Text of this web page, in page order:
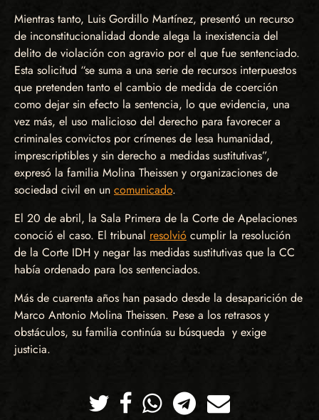
Mientras tanto, Luis Gordillo Martínez, presentó un recurso
de inconstitucionalidad donde alega la inexistencia del
delito de violación con agravio por el que fue sentenciado.
Esta solicitud “se suma a una serie de recursos interpuestos
que pretenden tanto el cambio de medida de coerción
como dejar sin efecto la sentencia, lo que evidencia, una
vez más, el uso malicioso del derecho para favorecer a
criminales convictos por crímenes de lesa humanidad,
imprescriptibles y sin derecho a medidas sustitutivas”,
expresó la familia Molina Theissen y organizaciones de
sociedad civil en un comunicado.
El 20 de abril, la Sala Primera de la Corte de Apelaciones
conoció el caso. El tribunal resolvió cumplir la resolución
de la Corte IDH y negar las medidas sustitutivas que la CC
había ordenado para los sentenciados.
Más de cuarenta años han pasado desde la desaparición de
Marco Antonio Molina Theissen. Pese a los retrasos y
obstáculos, su familia continúa su búsqueda y exige
justicia.
TwitterFacebookWhatsappTelegramCorreo